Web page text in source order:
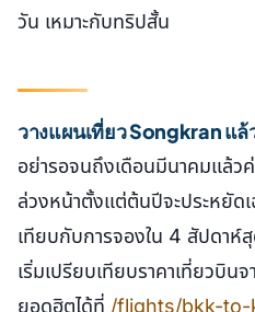
วัน เหมาะกับทริปสั้น
วางแผนเที่ยว Songkran แล้
อย่ารอจนถึงเดือนมีนาคมแล้
ล่วงหน้าตั้งแต่ต้นปีจะประหยั
เทียบกับการจองใน 4 สัปดาห์
เริ่มเปรียบเทียบราคาเที่ยวบิน
ยอดฮิตได้ที่ /flights/bkk-to-